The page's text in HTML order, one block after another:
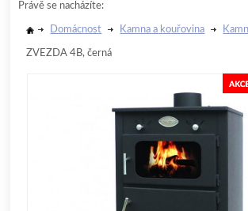
Právě se nacházíte:
Domácnost Kamna a kouřovina
ZVEZDA 4B, černá